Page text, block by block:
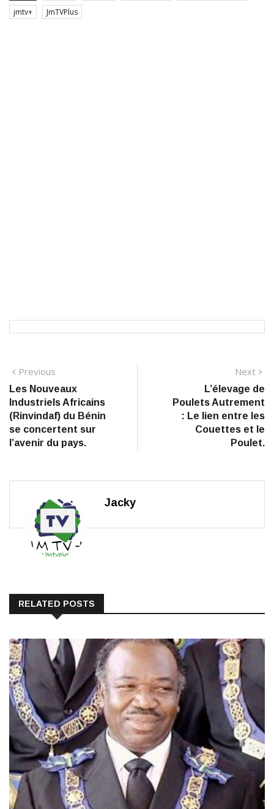
jmtv+ JmTVPlus
Navigation
de
l’article
Previous
post:
Les Nouveaux
Industriels Africains
(Rinvindaf) du Bénin
se concertent sur
l’avenir du pays.
Next
L’élevage de
Poulets Autrement
: Le lien entre les
Couettes et le
Poulet.
Jacky
RELATED POSTS